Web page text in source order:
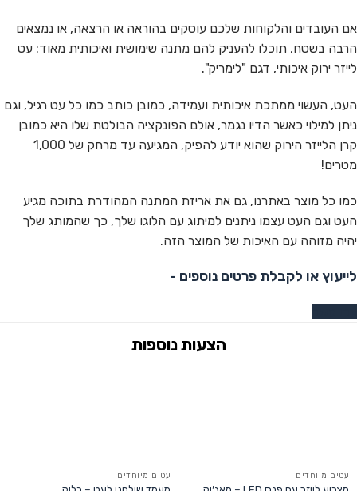
אם העובדים והלקוחות שלכם עוסקים בהוראה או הרצאה, או נמצאים
הרבה בשטח, תוכלו להעניק להם מתנה שימושית ואיכותית מאוד: עט
לייזר ירוק איכותי, דגם "לימריק".
העט, העשוי ממתכת איכותית ועמידה, כמובן כותב כמו כל עט רגיל, וגם
ניתן למילוי כאשר הדיו נגמר, אולם הפונקציה הבולטת שלו היא כמובן
קרן הלייזר הירוק שהוא יודע להפיק, המגיעה עד מרחק של 1,000
מטרים!
כמו כל מוצר באתרנו, גם את אריזת המתנה המהודרת בתוכה מגיע
העט וגם העט עצמו ניתנים למיתוג עם הלוגו שלך, כך שהמותג שלך
יהיה מזוהה עם האיכות של המוצר הזה.
לייעוץ או לקבלת פרטים נוספים -
עטים מיוחדים עטים מיוחדים